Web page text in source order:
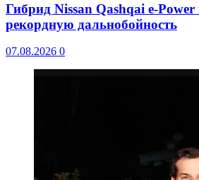
Гибрид Nissan Qashqai e-Power
рекордную дальнобойность
07.08.2026 0